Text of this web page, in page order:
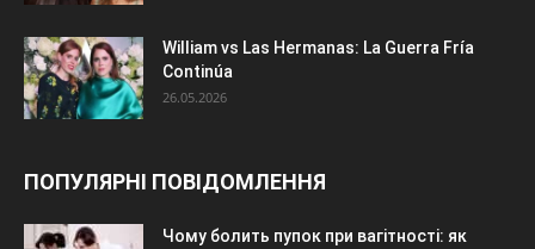
William vs Las Hermanas: La Guerra Fría
Continúa
26.05.2026
ПОПУЛЯРНІ ПОВІДОМЛЕННЯ
Чому болить пупок при вагітності: як